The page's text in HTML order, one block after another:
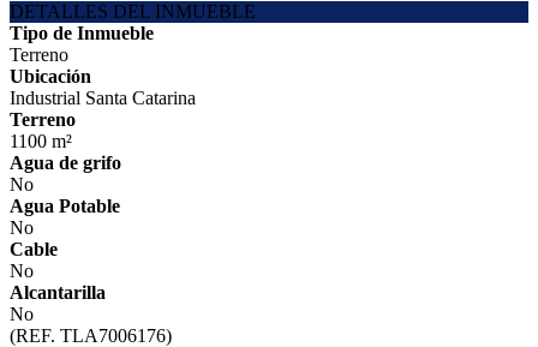
DETALLES DEL INMUEBLE
Tipo de Inmueble
Terreno
Ubicación
Industrial Santa Catarina
Terreno
1100 m²
Agua de grifo
No
Agua Potable
No
Cable
No
Alcantarilla
No
(REF. TLA7006176)